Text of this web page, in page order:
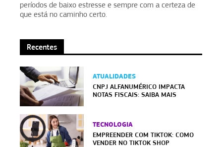
períodos de baixo estresse e sempre com a certeza de
que está no caminho certo.
Recentes
ATUALIDADES
CNPJ ALFANUMÉRICO IMPACTA
NOTAS FISCAIS: SAIBA MAIS
TECNOLOGIA
EMPREENDER COM TIKTOK: COMO
VENDER NO TIKTOK SHOP